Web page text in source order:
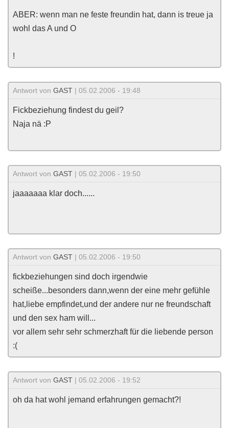
ABER: wenn man ne feste freundin hat, dann is treue ja
wohl das A und O
!
Antwort von GAST | 05.02.2006 - 19:48
Fickbeziehung findest du geil?
Naja nä :P
Antwort von GAST | 05.02.2006 - 19:50
jaaaaaaa klar doch......
Antwort von GAST | 05.02.2006 - 19:50
fickbeziehungen sind doch irgendwie
scheiße...besonders dann,wenn der eine mehr gefühle
hat,liebe empfindet,und der andere nur ne freundschaft
und den sex ham will...
vor allem sehr sehr schmerzhaft für die liebende person
:(
Antwort von GAST | 05.02.2006 - 19:52
oh da hat wohl jemand erfahrungen gemacht?!